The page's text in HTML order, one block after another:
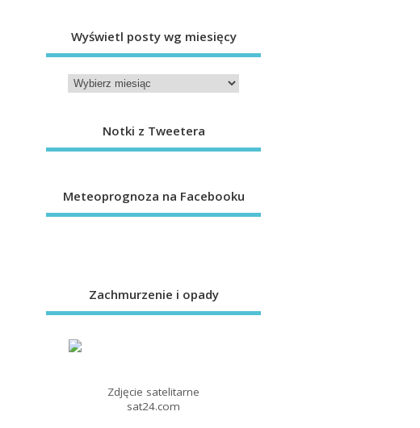
Wyświetl posty wg miesięcy
Notki z Tweetera
Meteoprognoza na Facebooku
Zachmurzenie i opady
Zdjęcie satelitarne
sat24.com